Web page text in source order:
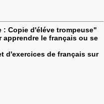
: Copie d'éléve trompeuse"
le français ou se
d'exercices de français sur